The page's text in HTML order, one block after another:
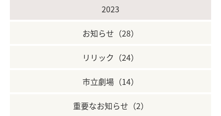
2023
お知らせ（28）
リリック（24）
市立劇場（14）
重要なお知らせ（2）